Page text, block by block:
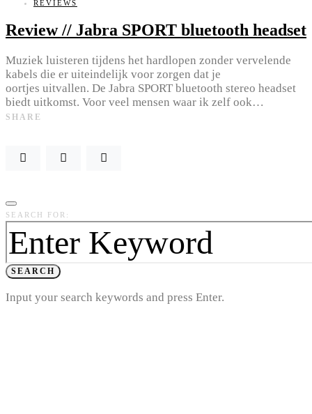
REVIEWS
Review // Jabra SPORT bluetooth headset
Muziek luisteren tijdens het hardlopen zonder vervelende
kabels die er uiteindelijk voor zorgen dat je
oortjes uitvallen. De Jabra SPORT bluetooth stereo headset
biedt uitkomst. Voor veel mensen waar ik zelf ook…
SHARE
SEARCH FOR:
SEARCH
Input your search keywords and press Enter.